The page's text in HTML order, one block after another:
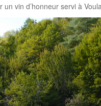
vin d’honneur servi à